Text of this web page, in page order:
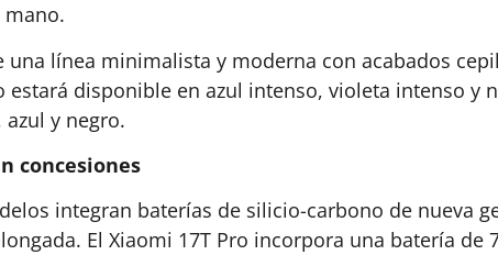
una línea minimalista y moderna con acabados
estará disponible en azul intenso, violeta intenso y
y negro.
concesiones
integran baterías de silicio-carbono de nueva
El Xiaomi 17T Pro incorpora una batería